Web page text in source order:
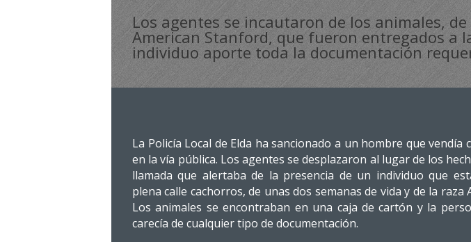
Los agentes se incautaron de los animales,
American Stanford, que fueron entregados a
individuo aporte toda la documentación
La Policía Local de Elda ha sancionado a un hombre que vendía
en la vía pública. Los agentes se desplazaron al lugar de los
llamada que alertaba de la presencia de un individuo que
plena calle cachorros, de unas dos semanas de vida y de la raza
Los animales se encontraban en una caja de cartón y la
carecía de cualquier tipo de documentación.